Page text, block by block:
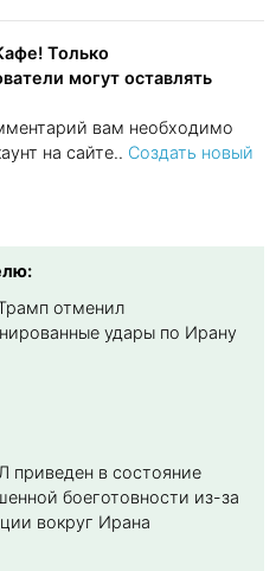
Только
могут оставлять
вам необходимо
на сайте.. Создать новый
отменил
удары по Ирану
приведен в состояние
боеготовности из-за
вокруг Ирана